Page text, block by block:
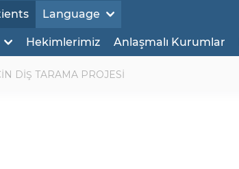
Language
Hekimlerimiz Anlaşmalı Kurumlar
DİŞ TARAMA PROJESİ